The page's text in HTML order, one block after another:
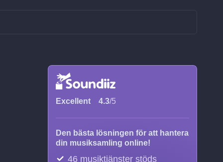
Excellent 4.3/5
Den bästa lösningen för att hantera
din musiksamling online!
46 musiktjänster stöds